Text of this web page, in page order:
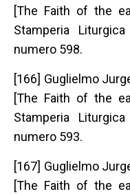
[The Faith of the
Stamperia
numero 598.
[166] Guglielmo
[The Faith of the
Stamperia
numero 593.
[167] Guglielmo
[The Faith of the